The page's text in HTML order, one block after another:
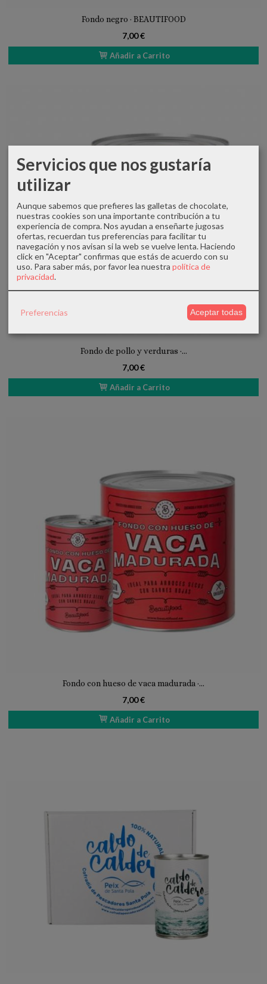
Fondo negro · BEAUTIFOOD
7,00 €
Añadir a Carrito
Fondo de pollo y verduras ·...
7,00 €
Añadir a Carrito
Fondo con hueso de vaca madurada ·...
7,00 €
Añadir a Carrito
Servicios que nos gustaría
utilizar
Aunque sabemos que prefieres las galletas de chocolate,
nuestras cookies son una importante contribución a tu
experiencia de compra. Nos ayudan a enseñarte jugosas
ofertas, recuerdan tus preferencias para facilitar tu
navegación y nos avisan si la web se vuelve lenta. Haciendo
click en "Aceptar" confirmas que estás de acuerdo con su
uso. Para saber más, por favor lea nuestra política de
privacidad
Preferencias Aceptar todas